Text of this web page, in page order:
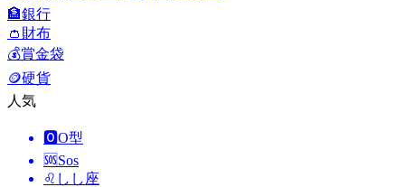
🏦銀行
👛 財布
💰賞金袋
🪙硬貨
人気
🅾️O型
🆘Sos
♌ しし座